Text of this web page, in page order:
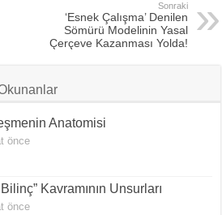
Sonraki
‘Esnek Çalışma’ Denilen
Sömürü Modelinin Yasal
Çerçeve Kazanması Yolda!
Anatomisi
önce
Kavramının Unsurları
önce